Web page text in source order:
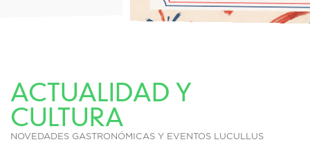
ACTUALIDAD Y
CULTURA
NOVEDADES GASTRONÓMICAS Y EVENTOS LUCULLUS